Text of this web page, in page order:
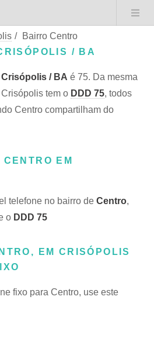
/
Bairro Centro
/ BA
Crisópolis / BA é 75. Da mesma
tem o DDD 75, todos
Centro compartilham do
EM
telefone no bairro de Centro,
o DDD 75
EM CRISÓPOLIS
fixo para Centro, use este